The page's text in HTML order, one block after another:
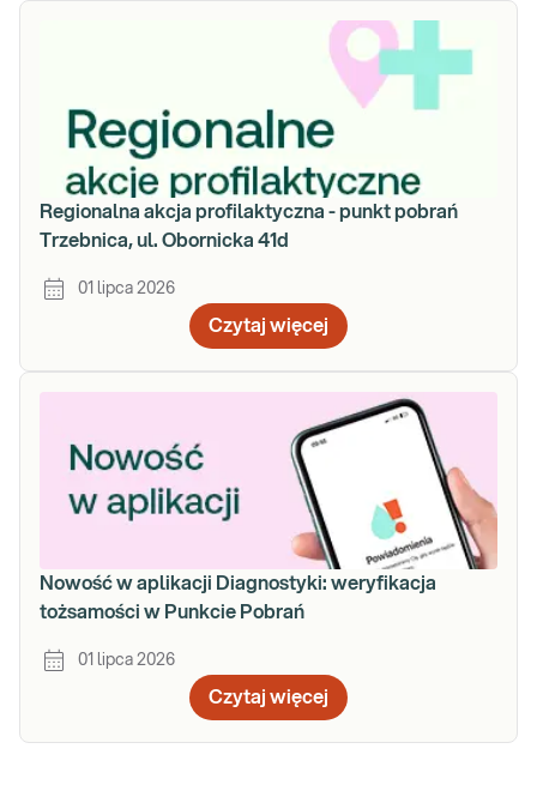
Regionalna akcja profilaktyczna - punkt pobrań
Trzebnica, ul. Obornicka 41d
01 lipca 2026
Czytaj więcej
Nowość w aplikacji Diagnostyki: weryfikacja
tożsamości w Punkcie Pobrań
01 lipca 2026
Czytaj więcej